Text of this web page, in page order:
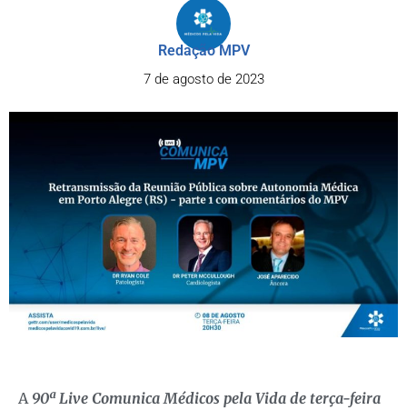
Redação MPV
7 de agosto de 2023
A 90ª Live Comunica Médicos pela Vida de terça-feira